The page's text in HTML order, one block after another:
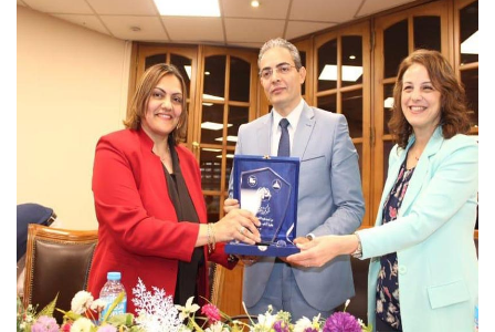
الإعلام
هيئة التدريس
الدراسات العليا
الخريجين